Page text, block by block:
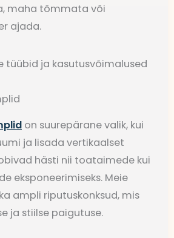
maha tõmmata või
ajada.
tüübid ja kasutusvõimalused
on suurepärane valik, kui
ja lisada vertikaalset
hästi nii toataimede kui
eksponeerimiseks. Meie
ampli riputuskonksud, mis
ja stiilse paigutuse.